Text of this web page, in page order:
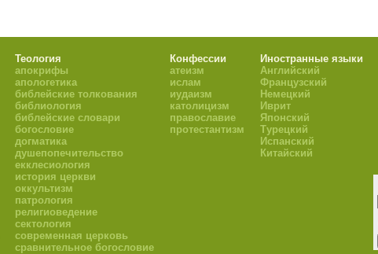
Теология
апокрифы
апологетика
библейские толкования
библиология
библейские словари
богословие
догматика
душепопечительство
екклесиология
история церкви
оккультизм
патрология
религиоведение
сектология
современная церковь
сравнительное богословие
Конфессии
атеизм
ислам
иудаизм
католицизм
православие
протестантизм
Иностранные языки
Английский
Французский
Немецкий
Иврит
Японский
Турецкий
Испанский
Китайский